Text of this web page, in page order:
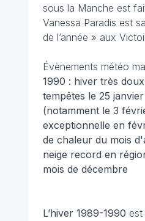
sous la Manche est
Vanessa Paradis est
de l’année » aux
Évènements météo
1990 : hiver très
tempêtes le 25
(notamment le 3
exceptionnelle en
de chaleur du mois
neige record en
mois de décembre
L’hiver 1989-1990 est